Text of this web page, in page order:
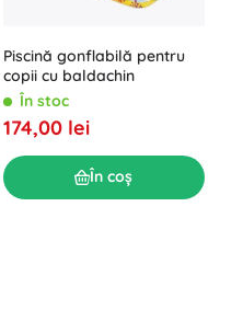
Piscină gonflabilă pentru
copii cu baldachin
În stoc
174,00 lei
În coș